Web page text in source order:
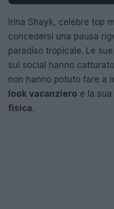
Irina Shayk, celebre top
concedersi una pausa
paradiso tropicale. Le
sui social hanno
non hanno potuto fare a
look vacanziero e la
fisica.